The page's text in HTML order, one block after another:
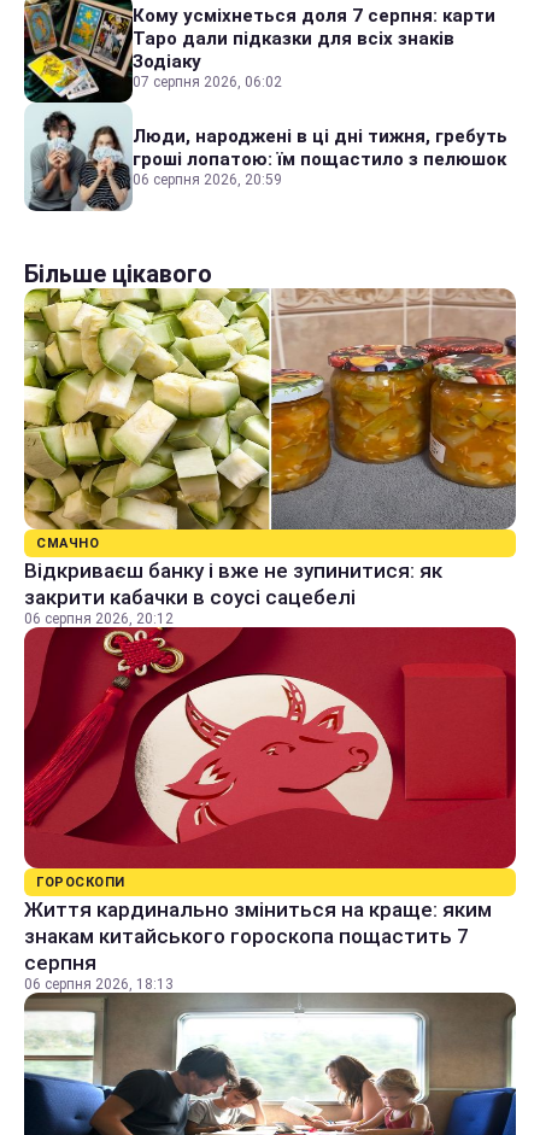
Кому усміхнеться доля 7 серпня: карти
Таро дали підказки для всіх знаків
Зодіаку
07 серпня 2026, 06:02
Люди, народжені в ці дні тижня, гребуть
гроші лопатою: їм пощастило з пелюшок
06 серпня 2026, 20:59
Більше цікавого
СМАЧНО
Відкриваєш банку і вже не зупинитися: як
закрити кабачки в соусі сацебелі
06 серпня 2026, 20:12
ГОРОСКОПИ
Життя кардинально зміниться на краще: яким
знакам китайського гороскопа пощастить 7
серпня
06 серпня 2026, 18:13